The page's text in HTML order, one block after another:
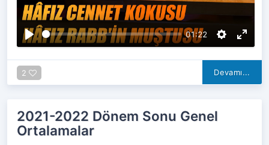
01:22
y
n
a
t
2 Devamı...
2021-2022 Dönem Sonu Genel
Ortalamalar